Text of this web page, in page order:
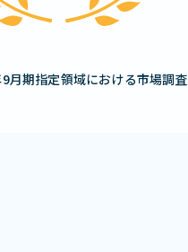
月期指定領域における市場調査